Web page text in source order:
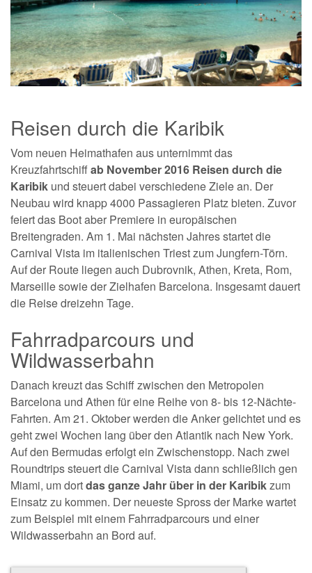
Reisen durch die Karibik
Vom neuen Heimathafen aus unternimmt das
Kreuzfahrtschiffab November 2016 Reisen durch die
Karibik und steuert dabei verschiedene Ziele an. Der
Neubau wird knapp 4000 Passagieren Platz bieten. Zuvor
feiert das Boot aber Premiere in europäischen
Breitengraden. Am 1. Mai nächsten Jahres startet die
Carnival Vista im italienischen Triest zum Jungfern-Törn.
Auf der Route liegen auch Dubrovnik, Athen, Kreta, Rom,
Marseille sowie der Zielhafen Barcelona. Insgesamt dauert
die Reise dreizehn Tage.
Fahrradparcours und
Wildwasserbahn
Danach kreuzt das Schiff zwischen den Metropolen
Barcelona und Athen für eine Reihe von 8- bis 12-Nächte-
Fahrten. Am 21. Oktober werden die Anker gelichtet und es
geht zwei Wochen lang über den Atlantik nach New York.
Auf den Bermudas erfolgt ein Zwischenstopp. Nach zwei
Roundtrips steuert die Carnival Vista dann schließlich gen
Miami, um dortdas ganze Jahr über in der Karibikzum
Einsatz zu kommen. Der neueste Spross der Marke wartet
zum Beispiel mit einem Fahrradparcours und einer
Wildwasserbahn an Bord auf.